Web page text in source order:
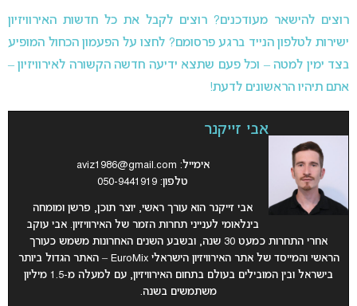
רוצים להישאר מעודכנים? רוצים לקבל את כל חדשות האירוויזיון
ישירות לטלפון הנייד ברגע פרסומם? לחצו על הפעמון הכחול המופיע
בצד ימין למטה – וכל פעם שתצא ידיעה חדשה הקשורה לאירוויזיון –
אתם תיהיו הראשונים לדעת!
אבי זייקנר
אימייל: aviz1986@gmail.com
טלפון: 050-9441919
אבי זייקנר הוא עורך ראשי, יוצר תוכן, פרשן ומומחה
בינלאומי לענייני תחרות הזמר של האירוויזיון. אבי עוקב
אחרי התחרות כמעט 30 שנה, ובשבע השנים האחרונות משמש כעורך
הראשי והמייסד של אתר האירוויזיון הישראלי EuroMix – האתר הגדול ביותר
בישראל ובין המובילים בעולם בתחום האירוויזיון, עם למעלה מ-1.5 מיליון
משתמשים בשנה.